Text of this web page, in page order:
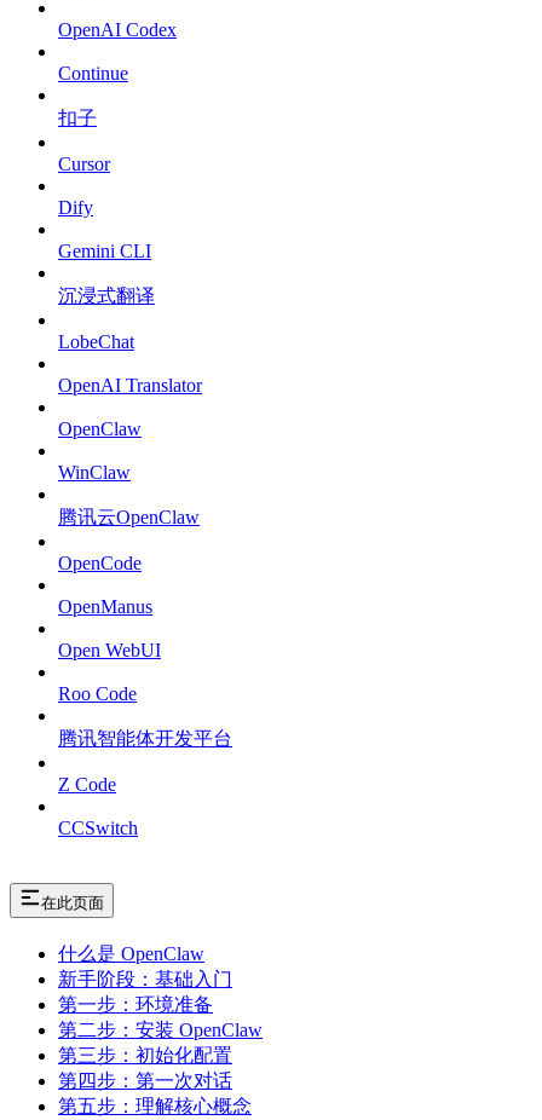
OpenAI Codex
Continue
扣子
Cursor
Dify
Gemini CLI
沉浸式翻译
LobeChat
OpenAI Translator
OpenClaw
WinClaw
腾讯云OpenClaw
OpenCode
OpenManus
Open WebUI
Roo Code
腾讯智能体开发平台
Z Code
CCSwitch
在此页面
什么是 OpenClaw
新手阶段：基础入门
第一步：环境准备
第二步：安装 OpenClaw
第三步：初始化配置
第四步：第一次对话
第五步：理解核心概念